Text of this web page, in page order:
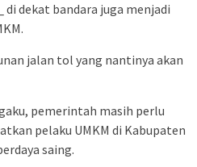
dekat bandara juga menjadi
jalan tol yang nantinya akan
pemerintah masih perlu
pelaku UMKM di Kabupaten
saing.